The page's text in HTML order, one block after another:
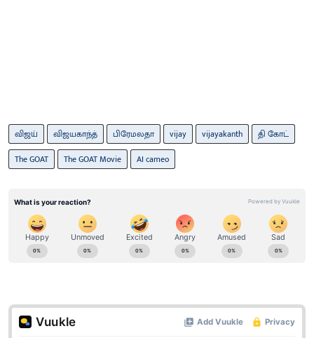
விஜய் விஜயகாந்த் பிரேமலதா vijay vijayakanth
தி கோட்
The GOAT
The GOAT Movie AI cameo